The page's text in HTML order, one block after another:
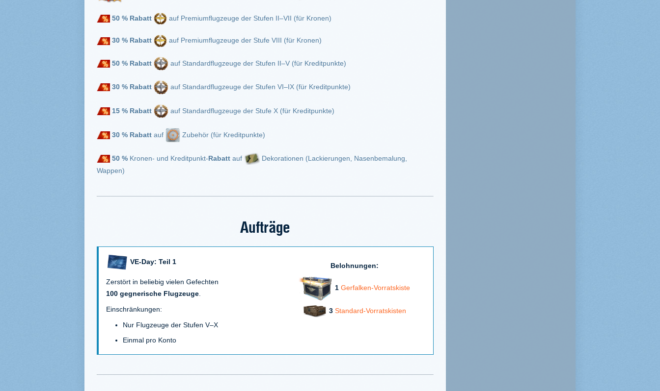
50 % Rabatt auf Premiumflugzeuge der Stufen II–VII (für Kronen)
30 % Rabatt auf Premiumflugzeuge der Stufe VIII (für Kronen)
50 % Rabatt auf Standardflugzeuge der Stufen II–V (für Kreditpunkte)
30 % Rabatt auf Standardflugzeuge der Stufen VI–IX (für Kreditpunkte)
15 % Rabatt auf Standardflugzeuge der Stufe X (für Kreditpunkte)
30 % Rabatt auf Zubehör (für Kreditpunkte)
50 % Kronen- und Kreditpunkt-Rabatt auf
Dekorationen (Lackierungen, Nasenbemalung,
Wappen)
Aufträge
VE-Day: Teil 1
Belohnungen:
1 Gerfalken-Vorratskiste
3 Standard-Vorratskisten
Zerstört in beliebig vielen Gefechten
100 gegnerische Flugzeuge.
Einschränkungen:
Nur Flugzeuge der Stufen V–X
Einmal pro Konto